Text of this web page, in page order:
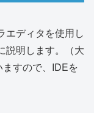
エディタを使用し
説明します。（大
すので、IDEを